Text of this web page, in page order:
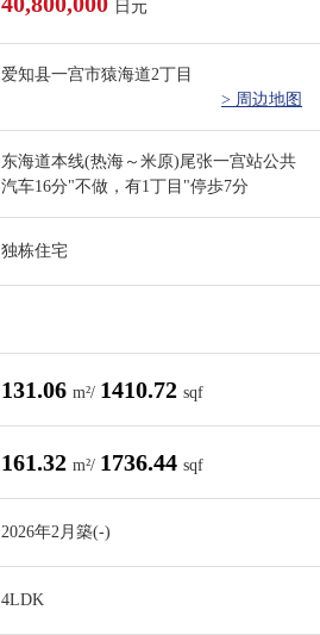
日元
爱知县一宫市猿海道2丁目
> 周边地图
东海道本线(热海～米原)尾张一宫站公共
汽车16分"不做，有1丁目"停歩7分
独栋住宅
131.06 m²/ 1410.72 sqf
161.32 m²/ 1736.44 sqf
2026年2月築(-)
4LDK